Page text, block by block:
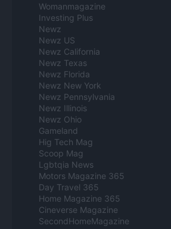
Womanmagazine
Investing Plus
Newz
Newz US
Newz California
Newz Texas
Newz Florida
Newz New York
Newz Pennsylvania
Newz Illinois
Newz Ohio
Gameland
Hig Tech Mag
Scoop Mag
Lgbtqia News
Motors Magazine 365
Day Travel 365
Home Magazine 365
Cineverse Magazine
SecondHomeMagazine